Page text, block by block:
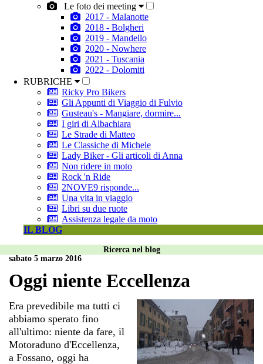
Le foto dei meeting
2017 - Malanotte
2018 - Bolgheri
2019 - Mandello
2020 - Nowhere
2021 - Tuscania
2022 - Dolomiti
RUBRICHE
Ricky Pro Bikers
Gli Appunti di Viaggio di Fulvio
Gusteau's - Mangiare, dormire...
I giri di Albachiara
Le Strade di Matteo
Le Classiche di Michele
Lady Biker - Gli articoli di Anna
Non ridere in moto
Rock 'n Ride
2NOVE9 risponde...
Una vita in viaggio
Libri su due ruote
Assistenza legale da moto
IL BLOG
Ricerca nel blog
sabato 5 marzo 2016
Oggi niente Eccellenza
Era prevedibile ma tutti ci
abbiamo sperato fino
all'ultimo: niente da fare, il
Motoraduno d'Eccellenza,
a Fossano, oggi ha